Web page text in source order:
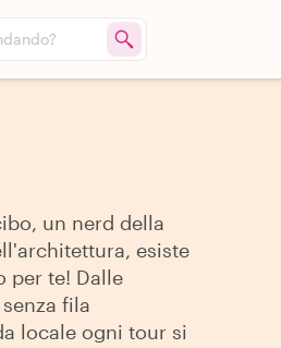
un nerd della
esiste
per te! Dalle
fila
locale ogni tour si